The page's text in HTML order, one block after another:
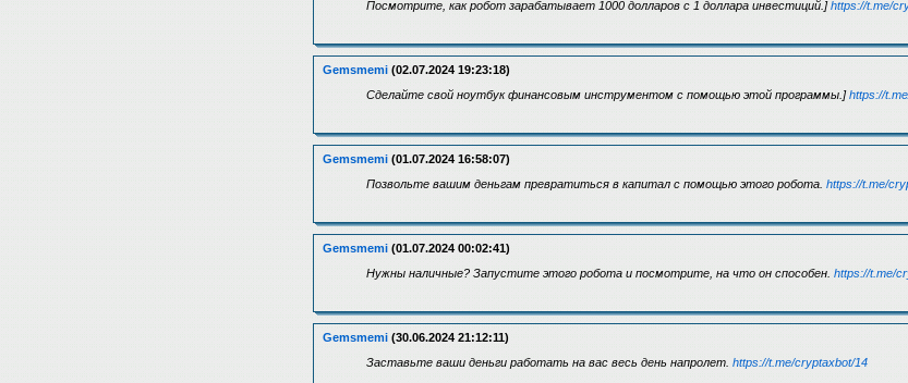
Посмотрите, как робот зарабатывает 1000 долларов с 1 доллара инвестиций.]https://t.me/
Gemsmemi (02.07.2024 19:23:18)
Сделайте свой ноутбук финансовым инструментом с помощью этой программы.]https://
Gemsmemi (01.07.2024 16:58:07)
Позвольте вашим деньгам превратиться в капитал с помощью этого робота. https://t.me/
Gemsmemi (01.07.2024 00:02:41)
Нужны наличные? Запустите этого робота и посмотрите, на что он способен. https://t.me/
Gemsmemi (30.06.2024 21:12:11)
Заставьте ваши деньги работать на вас весь день напролет. https://t.me/cryptaxbot/14